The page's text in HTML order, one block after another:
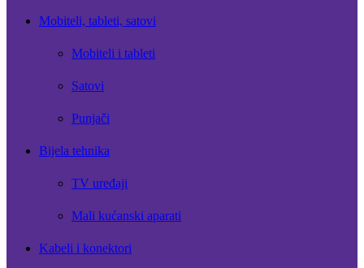
Mobiteli, tableti, satovi
Mobiteli i tableti
Satovi
Punjači
Bijela tehnika
TV uređaji
Mali kućanski aparati
Kabeli i konektori